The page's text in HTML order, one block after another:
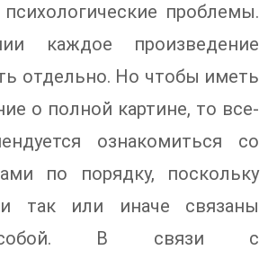
проблемы.
каждое произведение
отдельно. Но чтобы иметь
о полной картине, то все-
ознакомиться со
по порядку, поскольку
так или иначе связаны
В связи с